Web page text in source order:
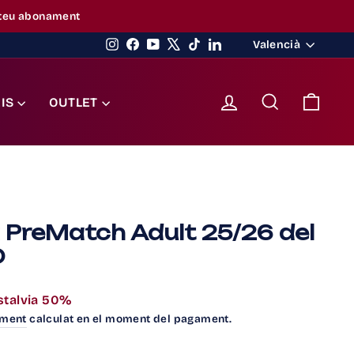
s'aplicarà automàticament en el checkout
Instagram
Facebook
YouTube TikTokLinkedInIdioma
Valencià
OUTLET Inicia sessió
Buscar
Adult 25/26 del
50%
calculat en el moment del pagament.